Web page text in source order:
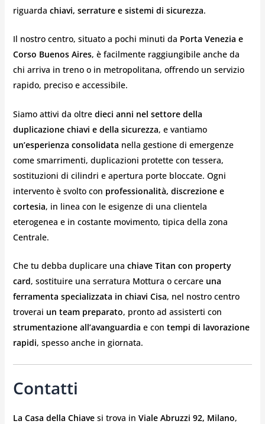
riguarda chiavi, serrature e sistemi di sicurezza.
Il nostro centro, situato a pochi minuti da Porta Venezia e
Corso Buenos Aires, è facilmente raggiungibile anche da
chi arriva in treno o in metropolitana, offrendo un servizio
rapido, preciso e accessibile.
Siamo attivi da oltre dieci anni nel settore della
duplicazione chiavi e della sicurezza, e vantiamo
un’esperienza consolidata nella gestione di emergenze
come smarrimenti, duplicazioni protette con tessera,
sostituzioni di cilindri e apertura porte bloccate. Ogni
intervento è svolto con professionalità, discrezione e
cortesia, in linea con le esigenze di una clientela
eterogenea e in costante movimento, tipica della zona
Centrale.
Che tu debba duplicare una chiave Titan con property
card, sostituire una serratura Mottura o cercare una
ferramenta specializzata in chiavi Cisa, nel nostro centro
troverai un team preparato, pronto ad assisterti con
strumentazione all’avanguardia e con tempi di lavorazione
rapidi, spesso anche in giornata.
Contatti
La Casa della Chiavesi trova in Viale Abruzzi 92, Milano,